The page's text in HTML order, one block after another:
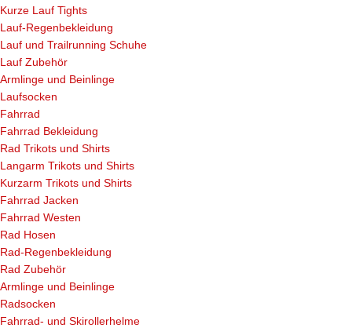
Kurze Lauf Tights
Lauf-Regenbekleidung
Lauf und Trailrunning Schuhe
Lauf Zubehör
Armlinge und Beinlinge
Laufsocken
Fahrrad
Fahrrad Bekleidung
Rad Trikots und Shirts
Langarm Trikots und Shirts
Kurzarm Trikots und Shirts
Fahrrad Jacken
Fahrrad Westen
Rad Hosen
Rad-Regenbekleidung
Rad Zubehör
Armlinge und Beinlinge
Radsocken
Fahrrad- und Skirollerhelme